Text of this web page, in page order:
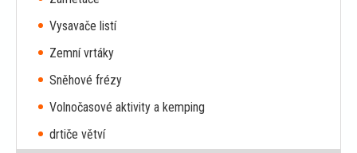
Vysavače listí
Zemní vrtáky
Sněhové frézy
Volnočasové aktivity a kemping
drtiče větví